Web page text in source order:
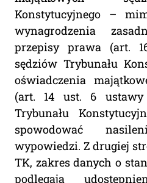
Konstytucyjnego –
wynagrodzenia
przepisy prawa (art.
sędziów Trybunału
oświadczenia
(art. 14 ust. 6
Trybunału
spowodować
wypowiedzi. Z drugiej
TK, zakres danych o
podlegają